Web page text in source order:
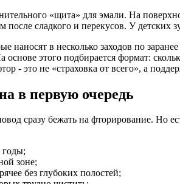
«щита» для эмали. На
сладкого и перекусов. У
в несколько заходов по
основе этого подбирается формат:
- это не «страховка от всего», а
в первую очередь
сразу бежать на фторирование. Но
годы;
зоне;
без глубоких полостей;